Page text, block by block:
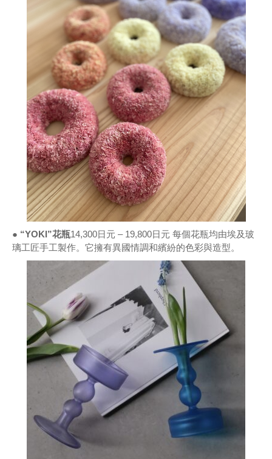
● “YOKI”花瓶14,300日元 – 19,800日元 每個花瓶均由埃及玻
璃工匠手工製作。它擁有異國情調和繽紛的色彩與造型。